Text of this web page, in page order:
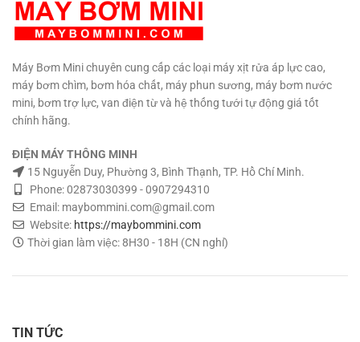
Máy Bơm Mini chuyên cung cấp các loại máy xịt rửa áp lực cao,
máy bơm chìm, bơm hóa chất, máy phun sương, máy bơm nước
mini, bơm trợ lực, van điện từ và hệ thống tưới tự động giá tốt
chính hãng.
ĐIỆN MÁY THÔNG MINH
15 Nguyễn Duy, Phường 3, Bình Thạnh, TP. Hồ Chí Minh.
Phone: 02873030399 - 0907294310
Email: maybommini.com@gmail.com
Website: https://maybommini.com
Thời gian làm việc: 8H30 - 18H (CN nghỉ)
TIN TỨC